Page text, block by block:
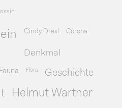
Cindy Drexl Corona
Denkmal
Fauna Flora Geschichte
Helmut Wartner